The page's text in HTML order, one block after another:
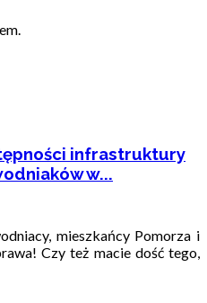
infrastruktury
w...
mieszkańcy Pomorza i
Czy też macie dość tego,